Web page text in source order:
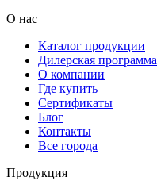
О нас
Каталог продукции
Дилерская программа
О компании
Где купить
Сертификаты
Блог
Контакты
Все города
Продукция